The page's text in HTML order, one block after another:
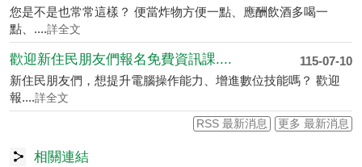
您是不是也常常這樣？ 便當炸物方便一點、應酬飲酒多喝一
點、....詳全文
115-07-10
歡迎新住民朋友們報名免費資訊課....
新住民朋友們，想提升電腦操作能力、增進數位技能嗎？ 歡迎
報....詳全文
RSS 最新消息 更多 最新消息
相關連結